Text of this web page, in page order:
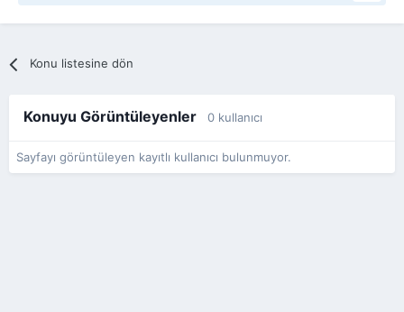
Konu listesine dön
Konuyu Görüntüleyenler 0 kullanıcı
Sayfayı görüntüleyen kayıtlı kullanıcı bulunmuyor.